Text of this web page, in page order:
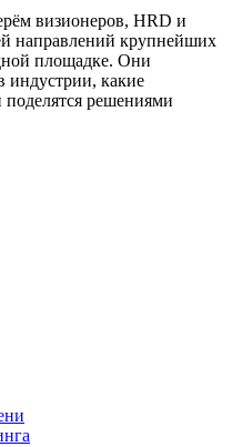
визионеров, HRD и
направлений крупнейших
площадке. Они
индустрии, какие
решениями